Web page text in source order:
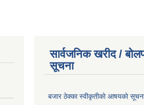
सार्वजनिक खरीद /
सूचना
बजार ठेक्का स्वीकृतीकाे आषयकाे